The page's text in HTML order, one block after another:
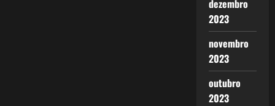
dezembro
2023
novembro
2023
outubro
2023